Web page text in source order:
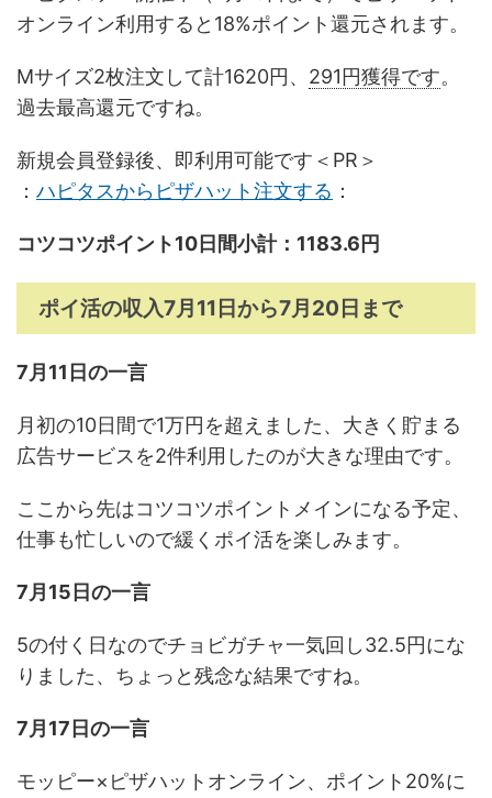
オンライン利用すると18%ポイント還元されます。
Mサイズ2枚注文して計1620円、 291円獲得です。
過去最高還元ですね。
新規会員登録後、即利用可能です＜PR＞
： ハピタスからピザハット注文する ：
コツコツポイント10日間小計：1183.6円
ポイ活の収入7月11日から7月20日まで
7月11日の一言
月初の10日間で1万円を超えました、大きく貯まる
広告サービスを2件利用したのが大きな理由です。
ここから先はコツコツポイントメインになる予定、
仕事も忙しいので緩くポイ活を楽しみます。
7月15日の一言
5の付く日なのでチョビガチャ一気回し32.5円にな
りました、ちょっと残念な結果ですね。
7月17日の一言
モッピー×ピザハットオンライン、ポイント20%に